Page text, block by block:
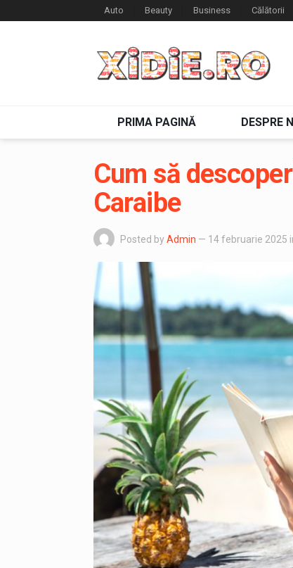
Auto Beauty Business Călătorii
PRIMA PAGINĂ DESPRE
Cum să
Caraibe
Posted by Admin — 14 februarie 2025